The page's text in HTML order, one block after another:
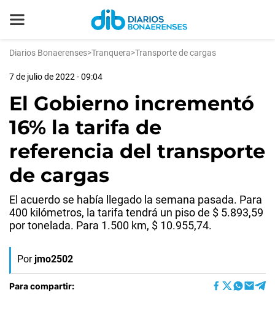
Diarios Bonaerenses>Tranquera>Transporte de cargas
7 de julio de 2022 - 09:04
El Gobierno incrementó
16% la tarifa de
referencia del transporte
de cargas
El acuerdo se había llegado la semana pasada. Para
400 kilómetros, la tarifa tendrá un piso de $ 5.893,59
por tonelada. Para 1.500 km, $ 10.955,74.
Por jmo2502
Para compartir: